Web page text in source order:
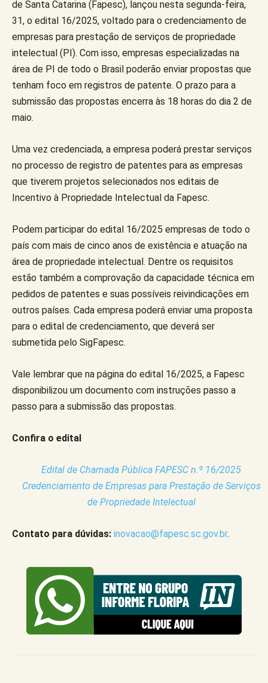
de Santa Catarina (Fapesc), lançou nesta segunda-feira,
31, o edital 16/2025, voltado para o credenciamento de
empresas para prestação de serviços de propriedade
intelectual (PI). Com isso, empresas especializadas na
área de PI de todo o Brasil poderão enviar propostas que
tenham foco em registros de patente. O prazo para a
submissão das propostas encerra às 18 horas do dia 2 de
maio.
Uma vez credenciada, a empresa poderá prestar serviços
no processo de registro de patentes para as empresas
que tiverem projetos selecionados nos editais de
Incentivo à Propriedade Intelectual da Fapesc.
Podem participar do edital 16/2025 empresas de todo o
país com mais de cinco anos de existência e atuação na
área de propriedade intelectual. Dentre os requisitos
estão também a comprovação da capacidade técnica em
pedidos de patentes e suas possíveis reivindicações em
outros países. Cada empresa poderá enviar uma proposta
para o edital de credenciamento, que deverá ser
submetida pelo SigFapesc.
Vale lembrar que na página do edital 16/2025, a Fapesc
disponibilizou um documento com instruções passo a
passo para a submissão das propostas.
Confira o edital
Edital de Chamada Pública FAPESC n.º 16/2025
Credenciamento de Empresas para Prestação de Serviços
de Propriedade Intelectual
Contato para dúvidas: inovacao@fapesc.sc.gov.br.